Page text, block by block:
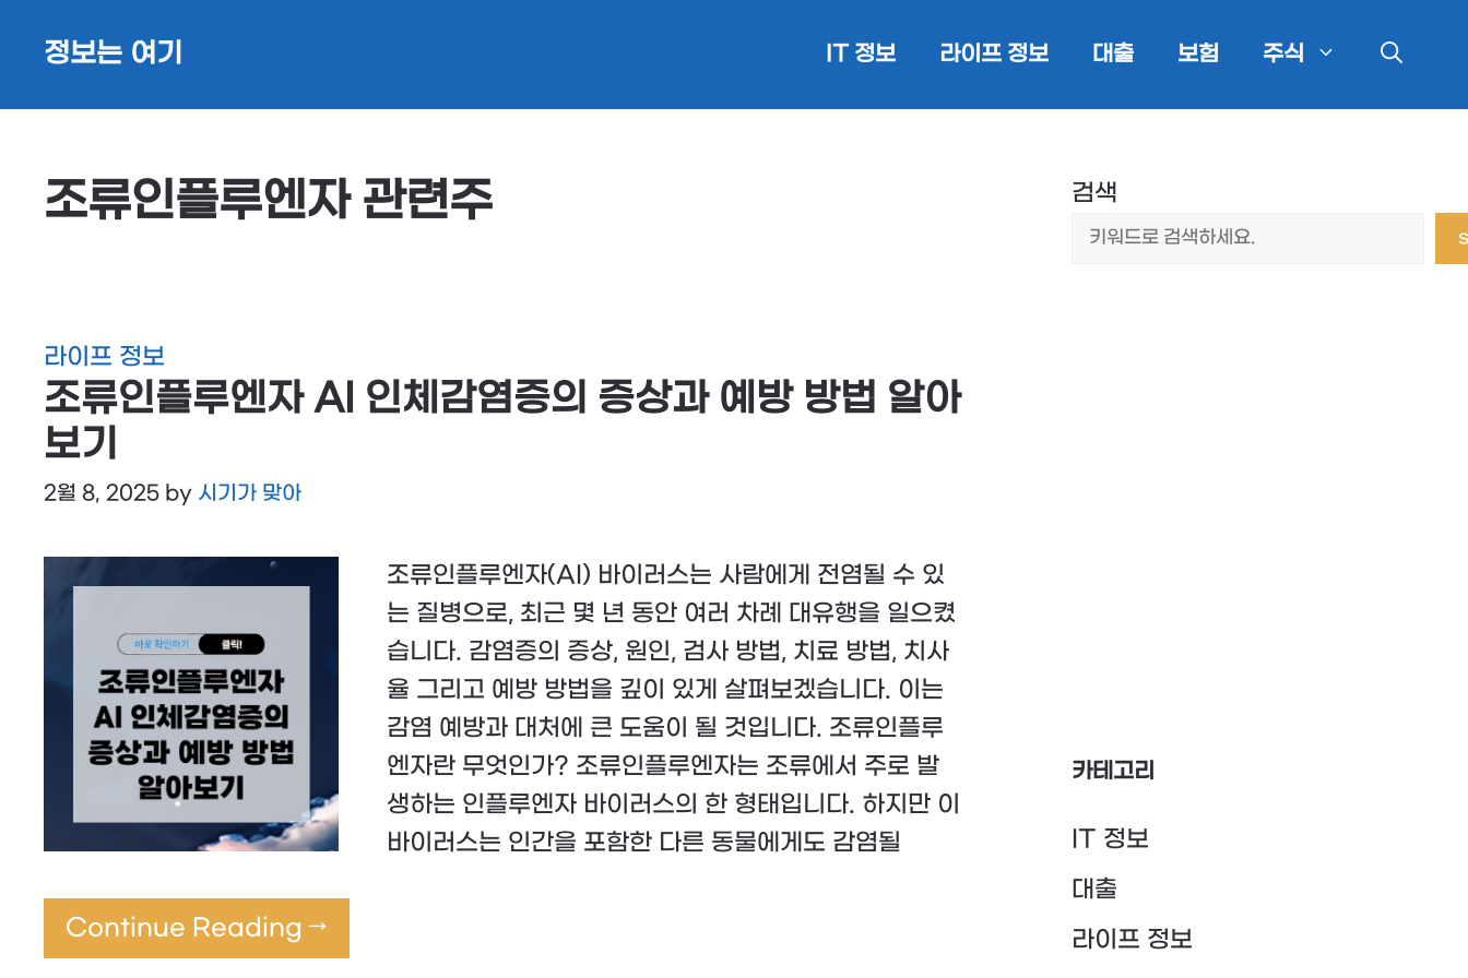
정보는 여기 IT 정보 라이프 정보 대출 보험 주식
조류인플루엔자 관련주
라이프 정보
조류인플루엔자 AI 인체감염증의 증상과 예방 방법 알아
보기
2월 8, 2025 by 시기가 맞아
조류인플루엔자(AI) 바이러스는 사람에게 전염될 수 있
는 질병으로, 최근 몇 년 동안 여러 차례 대유행을 일으켰
습니다. 감염증의 증상, 원인, 검사 방법, 치료 방법, 치사
율 그리고 예방 방법을 깊이 있게 살펴보겠습니다. 이는
감염 예방과 대처에 큰 도움이 될 것입니다. 조류인플루
엔자란 무엇인가? 조류인플루엔자는 조류에서 주로 발
생하는 인플루엔자 바이러스의 한 형태입니다. 하지만 이
바이러스는 인간을 포함한 다른 동물에게도 감염될
Continue Reading →
검색
카테고리
IT 정보
대출
라이프 정보